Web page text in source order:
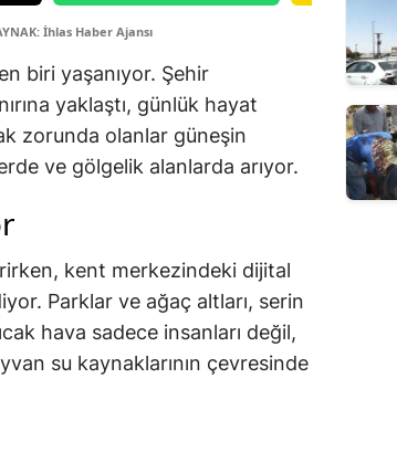
İhlas Haber Ajansı
biri yaşanıyor. Şehir
yaklaştı, günlük hayat
zorunda olanlar güneşin
ve gölgelik alanlarda arıyor.
kent merkezindeki dijital
Parklar ve ağaç altları, serin
hava sadece insanları değil,
su kaynaklarının çevresinde